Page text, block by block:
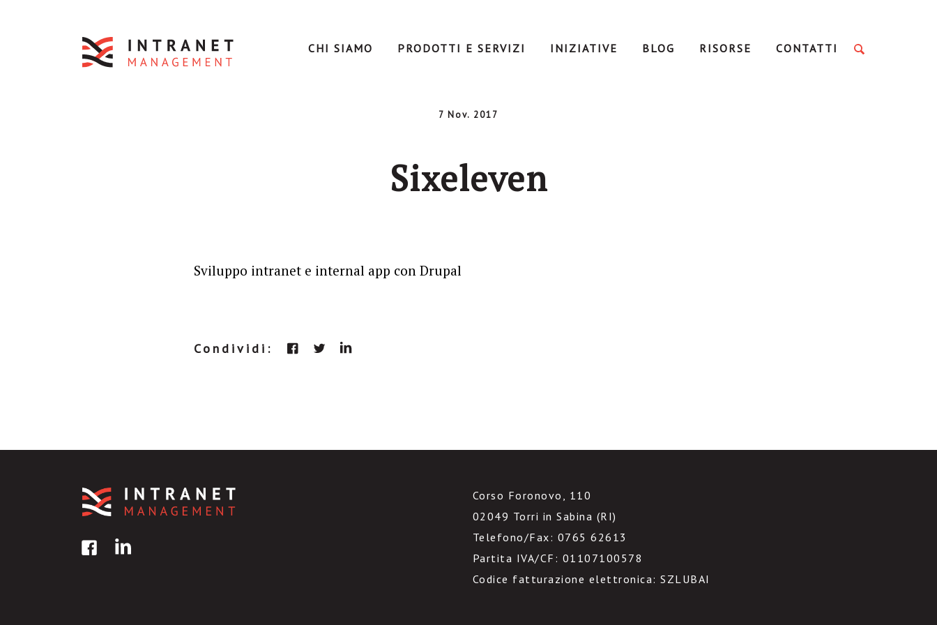
CHI SIAMO PRODOTTI E SERVIZI INIZIATIVE BLOG RISORSE CONTATTI
7 Nov. 2017
Sixeleven
Sviluppo intranet e internal app con Drupal
Condividi:
Corso Foronovo, 110
02049 Torri in Sabina (RI)
Telefono/Fax: 0765 62613
Partita IVA/CF: 01107100578
Codice fatturazione elettronica: SZLUBAI